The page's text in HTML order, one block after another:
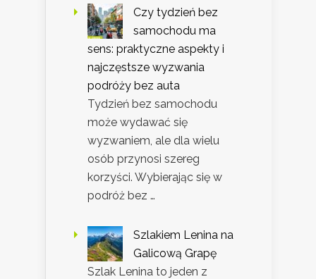
Czy tydzień bez
samochodu ma
sens: praktyczne aspekty i
najczęstsze wyzwania
podróży bez auta
Tydzień bez samochodu
może wydawać się
wyzwaniem, ale dla wielu
osób przynosi szereg
korzyści. Wybierając się w
podróż bez …
Szlakiem Lenina na
Galicową Grapę
Szlak Lenina to jeden z